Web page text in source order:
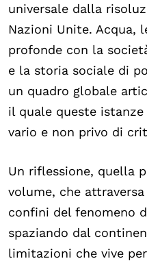
universale dalla
Nazioni Unite. Acqua,
profonde con la
e la storia sociale di
un quadro globale
il quale queste
vario e non privo di
Un riflessione, quella
volume, che
confini del fenomeno
spaziando dal
limitazioni che vive